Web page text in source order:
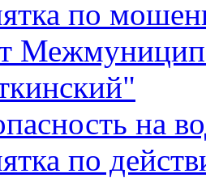
по
на
по